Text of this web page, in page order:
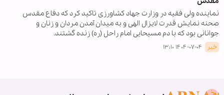
نماینده ولی فقیه در وزارت جهاد کشاورزی تاکید کرد که دفاع مقدس
صحنه نمایش قدرت لایزال الهی و به میدان آمدن مردان و زنان و
جوانانی بود که با دم مسیحایی امام راحل (ره) زنده گشتند.
خبر ۱۴۰۴-۰۷-۰۴ ۱۳:۱۰